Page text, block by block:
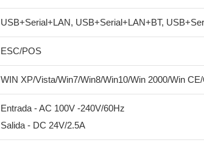
USB+Serial+LAN, USB+Serial+LAN+BT,
ESC/POS
WIN XP/Vista/Win7/Win8/Win10/Win 2000/Win
Entrada - AC 100V -240V/60Hz
Salida - DC 24V/2.5A